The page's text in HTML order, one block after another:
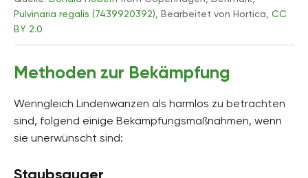
Pulvinaria regalis (7439920392) , Bearbeitet von Hortica, CC
BY 2.0
Methoden zur Bekämpfung
Wenngleich Lindenwanzen als harmlos zu betrachten
sind, folgend einige Bekämpfungsmaßnahmen, wenn
sie unerwünscht sind:
Staubsauger